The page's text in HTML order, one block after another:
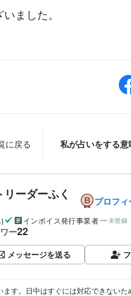
ました。
に戻る 私が占いをする意
ーダーふく
プロフ
インボイス発行事業者 未登録
ー22
メッセージを送る
す。日中はすぐには対応できないた